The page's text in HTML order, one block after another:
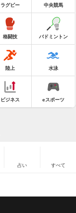
ラグビー 中央競馬
格闘技 バドミントン
陸上 水泳
ビジネス eスポーツ
占い すべて